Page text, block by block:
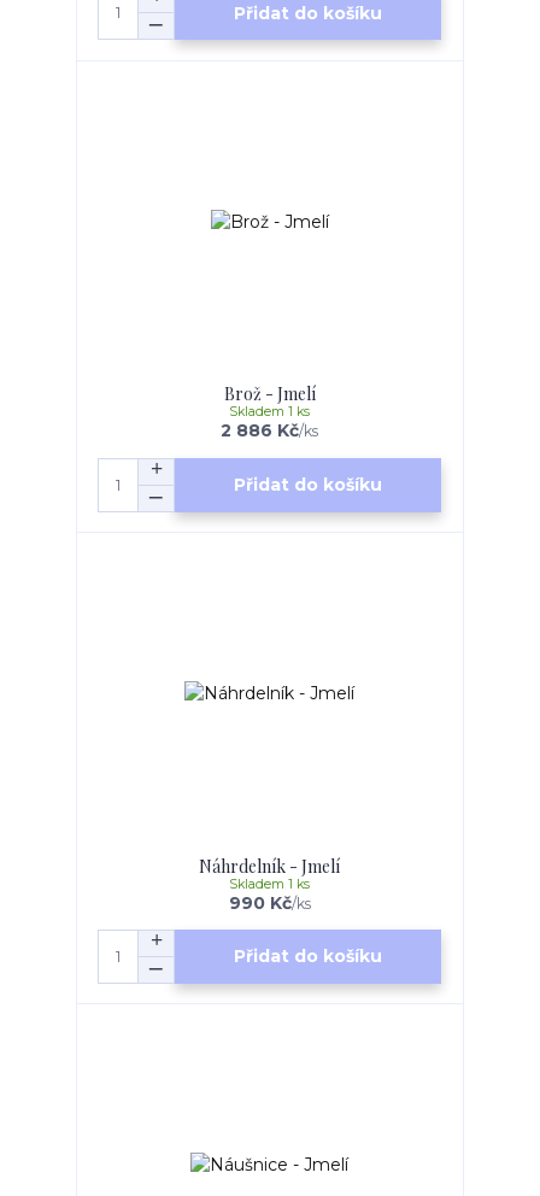
Přidat do košíku
Brož - Jmelí
2 886 Kč/ks
Skladem 1 ks
Přidat do košíku
Náhrdelník - Jmelí
990 Kč/ks
Skladem 1 ks
Přidat do košíku